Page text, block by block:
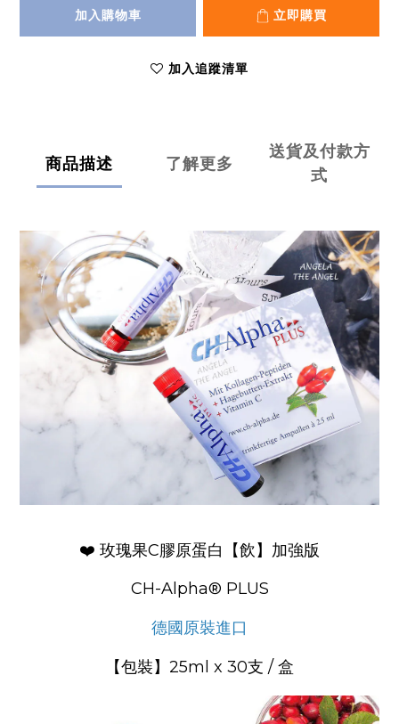
加入購物車 立即購買
加入追蹤清單
商品描述 了解更多
送貨及付款方
式
❤️ 玫瑰果C膠原蛋白【飲】加強版
CH-Alpha® PLUS
德國原裝進口
【包裝】25ml x 30支 / 盒